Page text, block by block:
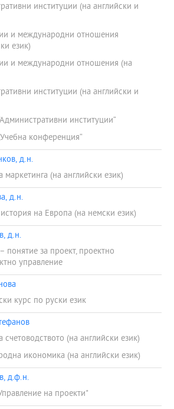
институции (на английски и
и международни отношения
език)
и международни отношения (на
институции (на английски и
институции“
конференция“
д.н.
(на английски език)
д.н.
на Европа (на немски език)
д.н.
понятие за проект, проектно
управление
курс по руски език
(на английски език)
икономика (на английски език)
д.ф.н.
на проекти"